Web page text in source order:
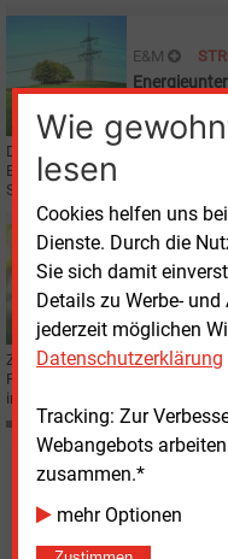
Wie
lesen
Cookies helfen uns
Dienste. Durch die
Sie sich damit
Details zu Werbe-
jederzeit möglichen
Datenschutzerklärung
Tracking: Zur
Webangebots
zusammen.*
mehr Optionen
E&M
Der Wirtschaftsstandort
Ertüchtigung des Stromnetzes
Sektors vorbereitet werden.
E&M
Mainova
Zusammen mit dem
Frankfurter Energieversorger
insbesondere für Firmen-
Möchten
weitere